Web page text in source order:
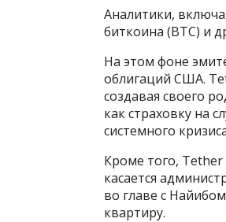
Аналитики,
биткоина (BTC) и
На этом фоне
облигаций США.
создавая своего
как страховку на
системного
Кроме того, Tether
касается
во главе с
квартиру.